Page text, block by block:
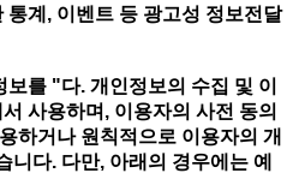
통계, 이벤트 등 광고성 정보전달
를 "다. 개인정보의 수집 및 이
사용하며, 이용자의 사전 동의
하거나 원칙적으로 이용자의 개
니다. 다만, 아래의 경우에는 예